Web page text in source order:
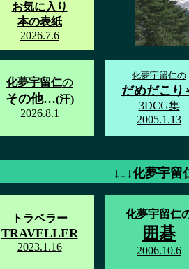
お気に入り
本の表紙
2026.7.6
化夢宇留仁の
その他…(汗)
2026.8.1
化夢宇留仁の
だめだこり
3DCG集
2005.1.13
↓↓↓化夢宇留
トラベラー
TRAVELLER
2023.1.16
化夢宇留仁
囲碁
2006.10.6